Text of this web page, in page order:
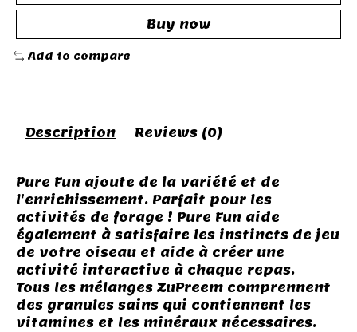
Buy now
Add to compare
Description Reviews (0)
Pure Fun ajoute de la variété et de
l'enrichissement. Parfait pour les
activités de forage ! Pure Fun aide
également à satisfaire les instincts de jeu
de votre oiseau et aide à créer une
activité interactive à chaque repas.
Tous les mélanges ZuPreem comprennent
des granules sains qui contiennent les
vitamines et les minéraux nécessaires.